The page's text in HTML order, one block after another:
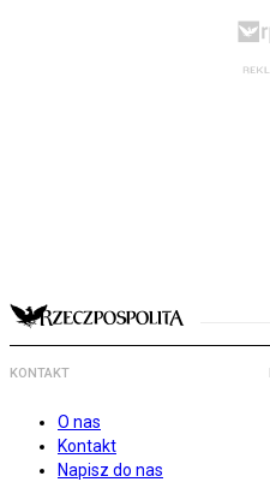
KONTAKT
O nas
Kontakt
Napisz do nas